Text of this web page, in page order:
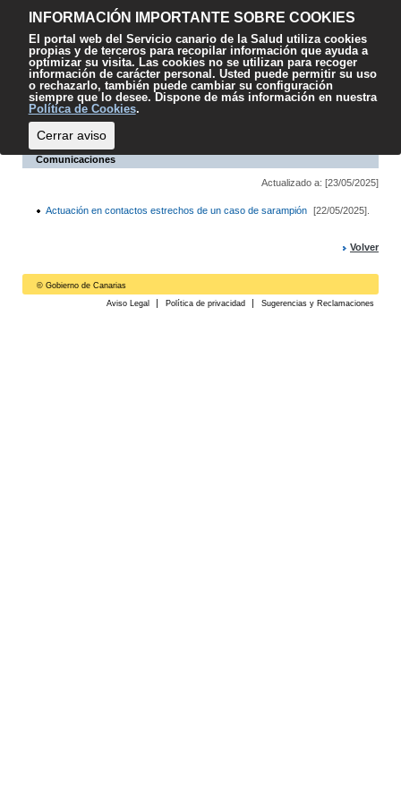
Contenido Accesibilidad Mapa web Contacto Sugerencias
SCS
Escuchar
INFORMACIÓN IMPORTANTE SOBRE COOKIES
El portal web del Servicio canario de la Salud utiliza cookies
propias y de terceros para recopilar información que ayuda a
optimizar su visita. Las cookies no se utilizan para recoger
información de carácter personal. Usted puede permitir su uso
o rechazarlo, también puede cambiar su configuración
siempre que lo desee. Dispone de más información en nuestra
Política de Cookies.
Cerrar aviso
Comunicaciones
Actualizado a: [23/05/2025]
Actuación en contactos estrechos de un caso de sarampión [22/05/2025].
Volver
© Gobierno de Canarias
Aviso Legal
Política de privacidad Sugerencias y Reclamaciones